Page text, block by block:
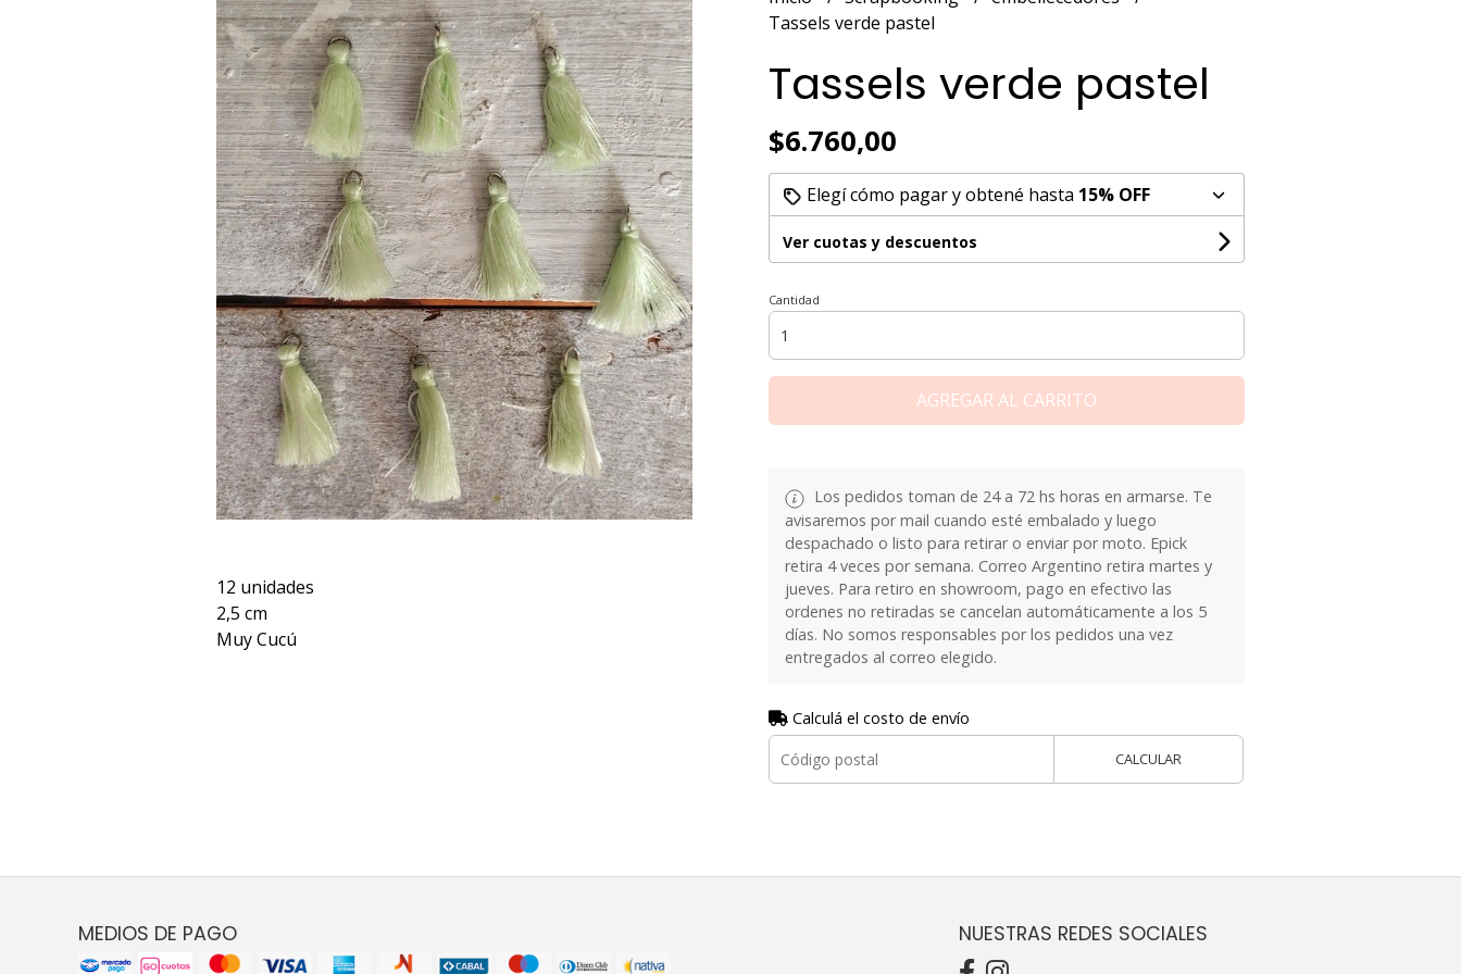
12 unidades
2,5 cm
Muy Cucú
Tassels verde pastel
Tassels verde pastel
$6.760,00
Elegí cómo pagar y obtené hasta 15% OFF
Ver cuotas y descuentos
Cantidad
AGREGAR AL CARRITO
Los pedidos toman de 24 a 72 hs horas en armarse. Te
avisaremos por mail cuando esté embalado y luego
despachado o listo para retirar o enviar por moto. Epick
retira 4 veces por semana. Correo Argentino retira martes y
jueves. Para retiro en showroom, pago en efectivo las
ordenes no retiradas se cancelan automáticamente a los 5
días. No somos responsables por los pedidos una vez
entregados al correo elegido.
Calculá el costo de envío
CALCULAR
MEDIOS DE PAGO NUESTRAS REDES SOCIALES